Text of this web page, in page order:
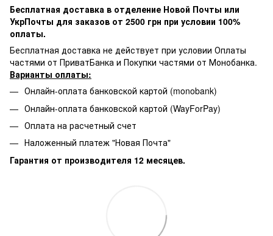
Бесплатная доставка в отделение Новой Почты или
УкрПочты для заказов от 2500 грн при условии 100%
оплаты.
Бесплатная доставка не действует при условии Оплаты
частями от ПриватБанка и Покупки частями от Монобанка.
Варианты оплаты:
Онлайн-оплата банковской картой (monobank)
Онлайн-оплата банковской картой (WayForPay)
Оплата на расчетный счет
Наложенный платеж "Новая Почта"
Гарантия от производителя 12 месяцев.